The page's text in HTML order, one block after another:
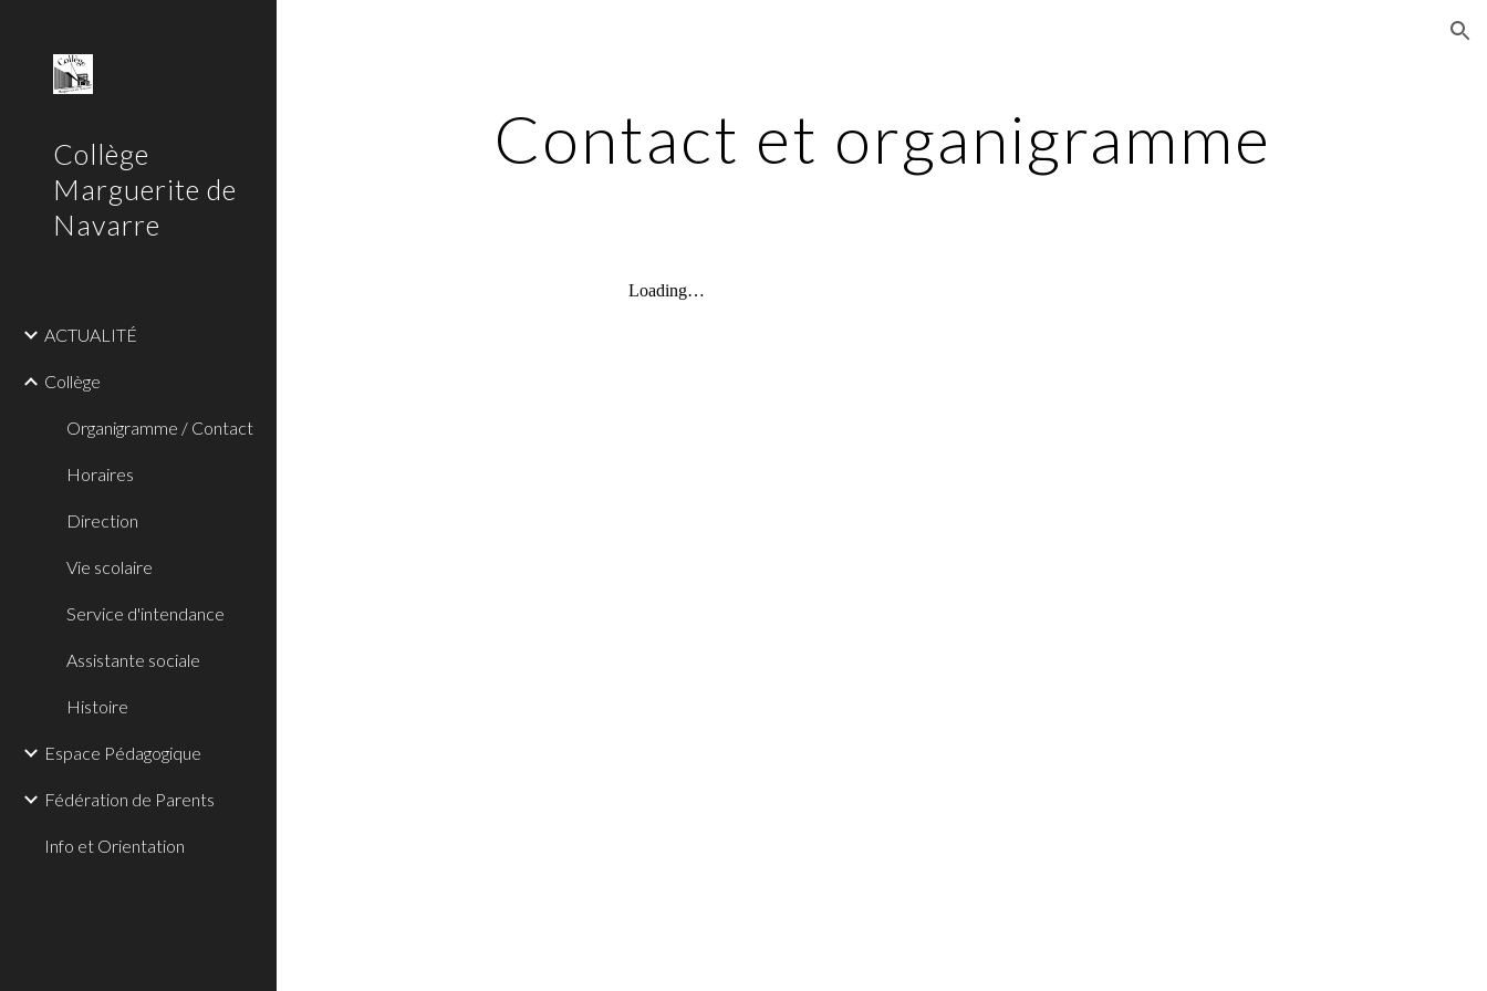
Collège
Marguerite de
Navarre
ACTUALITÉ
Collège
Organigramme / Contact
Horaires
Direction
Vie scolaire
Service d'intendance
Assistante sociale
Histoire
Espace Pédagogique
Fédération de Parents
Info et Orientation
Contact et organigramme